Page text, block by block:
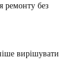
ремонту без
вирішувати